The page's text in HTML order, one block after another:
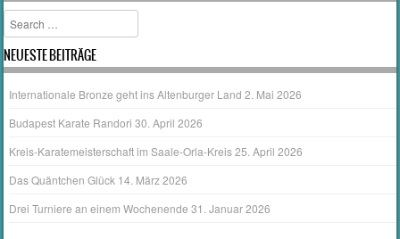
Suche
NEUESTE BEITRÄGE
Internationale Bronze geht ins Altenburger Land 2. Mai 2026
Budapest Karate Randori 30. April 2026
Kreis-Karatemeisterschaft im Saale-Orla-Kreis 25. April 2026
Das Quäntchen Glück 14. März 2026
Drei Turniere an einem Wochenende 31. Januar 2026